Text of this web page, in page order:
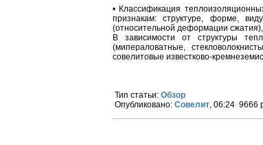
• Классификация
признакам: структуре, форме,
(относительной деформации
В зависимости от структуры
(мипераловатные,
совелитовые известково-
Тип статьи: Обзор
Опубликовано: Совелит, 06:24 9666